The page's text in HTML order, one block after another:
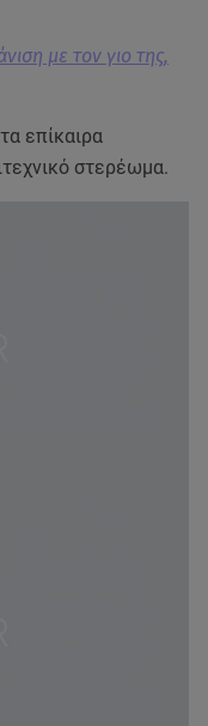
με τον γιο της,
επίκαιρα
στερέωμα.